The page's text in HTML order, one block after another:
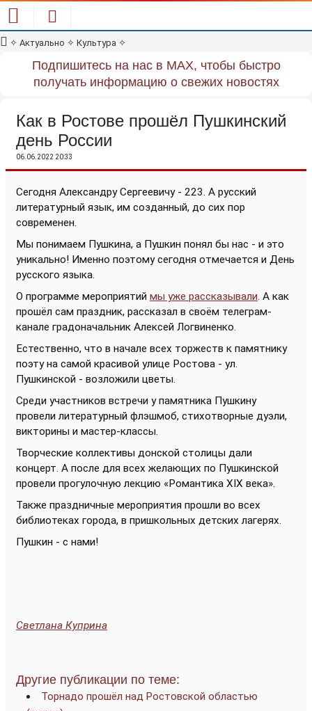
✧ Актуально ✧ Культура ✧
Подпишитесь на нас в MAX, чтобы быстро
получать информацию о свежих новостях
Как в Ростове прошёл Пушкинский
день России
06.06.2022 20:33
Сегодня Александру Сергеевичу - 223. А русский
литературный язык, им созданный, до сих пор
современен.
Мы понимаем Пушкина, а Пушкин понял бы нас - и это
уникально! Именно поэтому сегодня отмечается и День
русского языка.
О программе мероприятий мы уже рассказывали. А как
прошёл сам праздник, рассказал в своём телеграм-
канале градоначальник Алексей Логвиненко.
Естественно, что в начале всех торжеств к памятнику
поэту на самой красивой улице Ростова - ул.
Пушкинской - возложили цветы.
Среди участников встречи у памятника Пушкину
провели литературный флэшмоб, стихотворные дуэли,
викторины и мастер-классы.
Творческие коллективы донской столицы дали
концерт. А после для всех желающих по Пушкинской
провели прогулочную лекцию «Романтика XIX века».
Также праздничные мероприятия прошли во всех
библиотеках города, в пришкольных детских лагерях.
Пушкин - с нами!
Светлана Куприна
Другие публикации по теме:
Торнадо прошёл над Ростовской областью